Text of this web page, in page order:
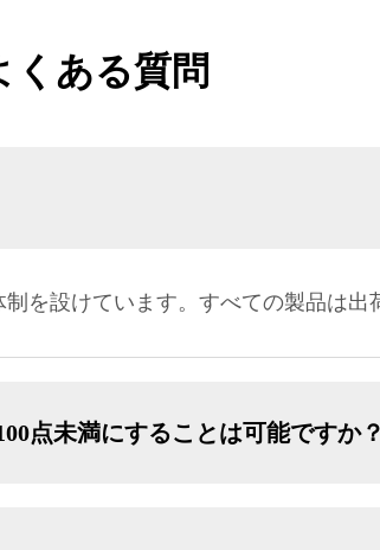
くある質問
を設けています。すべての製品は出
点未満にすることは可能ですか？